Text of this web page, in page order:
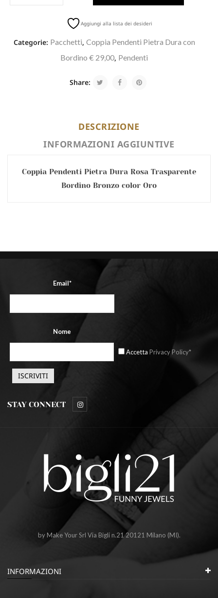
Aggiungi alla lista dei desideri
Categorie: Pacchetti, Coppia Pendenti Pietra Dura con
Bordino € 29,00, Pendenti
Share:
DESCRIZIONE
INFORMAZIONI AGGIUNTIVE
Coppia Pendenti Pietra Dura Rosa Trasparente
Bordino Bronzo color Oro
Email*
Nome
Accetta Privacy Policy*
STAY CONNECT
by Make Your Srl Via Bigli n.21 20121 Milano (MI).
INFORMAZIONI